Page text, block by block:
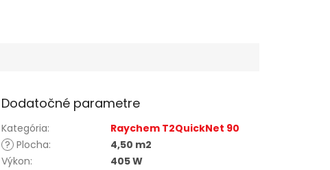
Dodatočné parametre
Kategória:
Raychem T2QuickNet 90
? Plocha:
4,50 m2
Výkon:
405 W